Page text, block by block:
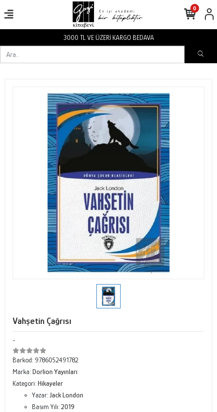
3000 TL VE ÜZERİ KARGO BEDAVA
0
Vahşetin Çağrısı
-
Barkod: 9786052491782
Marka: Dorlion Yayınları
Kategori: Hikayeler
Yazar: Jack London
Basım Yılı: 2019